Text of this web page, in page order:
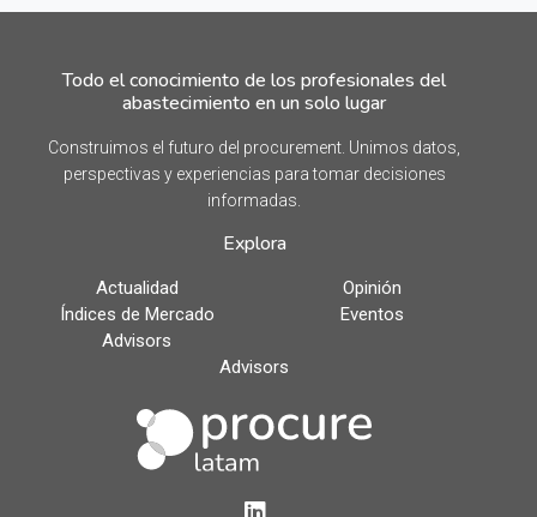
Todo el conocimiento de los profesionales del
abastecimiento en un solo lugar
Construimos el futuro del procurement. Unimos datos,
perspectivas y experiencias para tomar decisiones
informadas.
Explora
Actualidad
Opinión
Índices de Mercado
Eventos
Advisors
Advisors
LinkedIn